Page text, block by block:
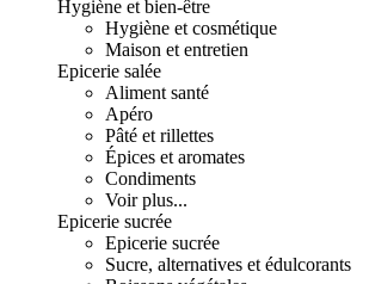
Hygiène et bien-être
Hygiène et cosmétique
Maison et entretien
Epicerie salée
Aliment santé
Apéro
Pâté et rillettes
Épices et aromates
Condiments
Voir plus...
Epicerie sucrée
Epicerie sucrée
Sucre, alternatives et édulcorants